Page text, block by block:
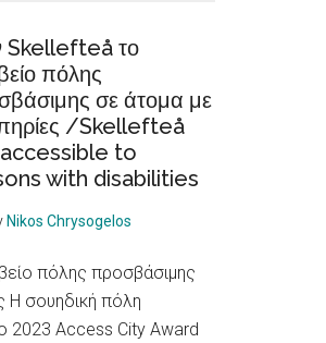
βλάπτουν
την
/
and
are
Skellefteå το
πόλης
σε άτομα με
/Skellefteå
to
with disabilities
Nikos Chrysogelos
πόλης προσβάσιμης
Η σουηδική πόλη
2023 Access City Award